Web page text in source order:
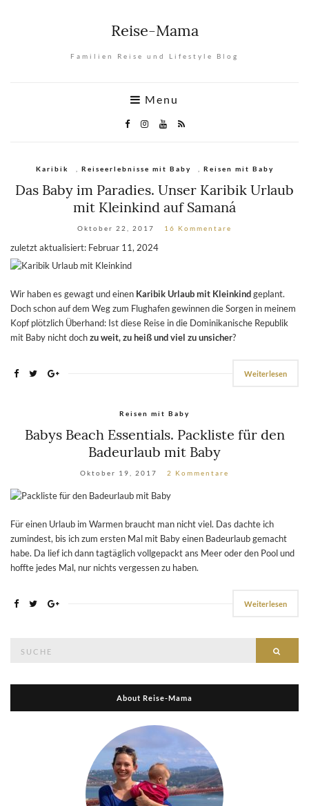
Reise-Mama
Familien Reise und Lifestyle Blog
Menu
Karibik Reiseerlebnisse mit Baby Reisen mit Baby
Das Baby im Paradies. Unser Karibik Urlaub
mit Kleinkind auf Samaná
Oktober 22, 2017 16 Kommentare
zuletzt aktualisiert: Februar 11, 2024
Wir haben es gewagt und einen Karibik Urlaub mit Kleinkindgeplant.
Doch schon auf dem Weg zum Flughafen gewinnen die Sorgen in meinem
Kopf plötzlich Überhand: Ist diese Reise in die Dominikanische Republik
mit Baby nicht dochzu weit, zu heiß und viel zu unsicher?
Weiterlesen
Reisen mit Baby
Babys Beach Essentials. Packliste für den
Badeurlaub mit Baby
Oktober 19, 2017 2 Kommentare
Für einen Urlaub im Warmen braucht man nicht viel. Das dachte ich
zumindest, bis ich zum ersten Mal mit Baby einen Badeurlaub gemacht
habe. Da lief ich dann tagtäglich vollgepackt ans Meer oder den Pool und
hoffte jedes Mal, nur nichts vergessen zu haben.
Weiterlesen
About Reise-Mama